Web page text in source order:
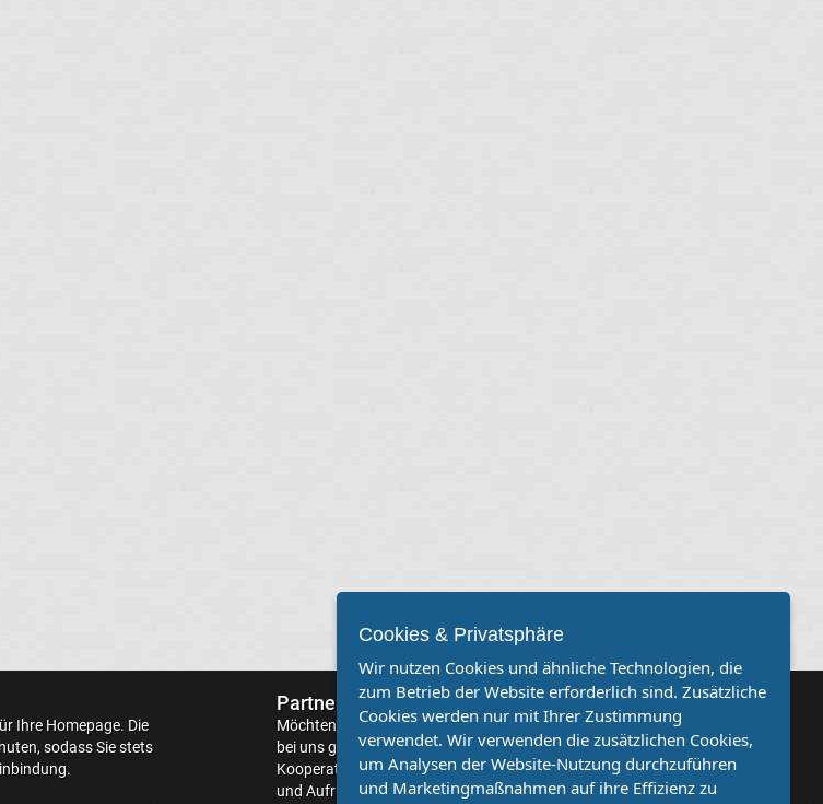
Ihre Homepage. Die
sodass Sie stets
Partnervereine
Möchten Sie, dass auch Ihr Verein mehr Beachtung findet? Dann sind Sie
bei uns genau richtig. Wir suchen Ihren Verein für eine kostenlose
Kooperation. Veröffentlichen Sie Ihre Spielberichte, Sportnachrichten
und Aufrufe bei uns!
Cookies & Privatsphäre
Wir nutzen Cookies und ähnliche Technologien, die
zum Betrieb der Website erforderlich sind. Zusätzliche
Cookies werden nur mit Ihrer Zustimmung
verwendet. Wir verwenden die zusätzlichen Cookies,
um Analysen der Website-Nutzung durchzuführen
und Marketingmaßnahmen auf ihre Effizienz zu